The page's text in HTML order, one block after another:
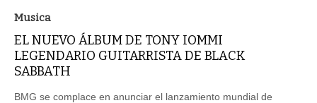
Musica
EL NUEVO ÁLBUM DE TONY IOMMI
LEGENDARIO GUITARRISTA DE BLACK
SABBATH
BMG se complace en anunciar el lanzamiento mundial de